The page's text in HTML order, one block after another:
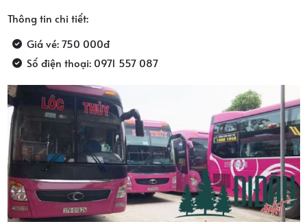
Thông tin chi tiết:
Giá vé: 750 000đ
Số điện thoại: 0971 557 087